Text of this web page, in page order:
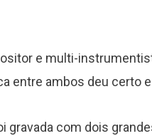
e multi-
entre ambos deu certo
gravada com dois
o álbum mais
do R.E.M.